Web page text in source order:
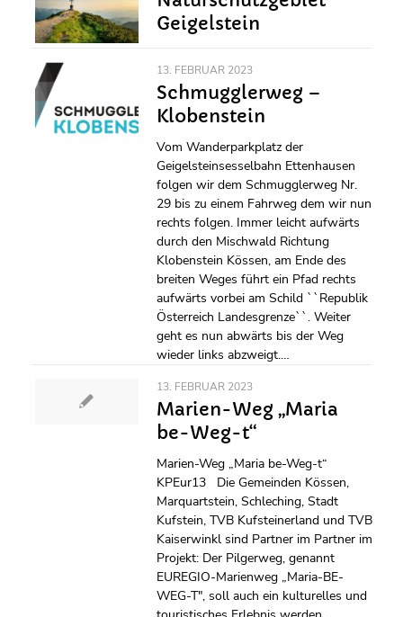
Geigelstein
13. FEBRUAR 2023
Schmugglerweg –
Klobenstein
Vom Wanderparkplatz der
Geigelsteinsesselbahn Ettenhausen
folgen wir dem Schmugglerweg Nr.
29 bis zu einem Fahrweg dem wir nun
rechts folgen. Immer leicht aufwärts
durch den Mischwald Richtung
Klobenstein Kössen, am Ende des
breiten Weges führt ein Pfad rechts
aufwärts vorbei am Schild ``Republik
Österreich Landesgrenze``. Weiter
geht es nun abwärts bis der Weg
wieder links abzweigt.…
13. FEBRUAR 2023
Marien-Weg „Maria
be-Weg-t“
Marien-Weg „Maria be-Weg-t“
KPEur13 Die Gemeinden Kössen,
Marquartstein, Schleching, Stadt
Kufstein, TVB Kufsteinerland und TVB
Kaiserwinkl sind Partner im Partner im
Projekt: Der Pilgerweg, genannt
EUREGIO-Marienweg „Maria-BE-
WEG-T", soll auch ein kulturelles und